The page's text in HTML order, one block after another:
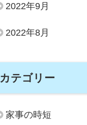
2022年9月
2022年8月
カテゴリー
家事の時短